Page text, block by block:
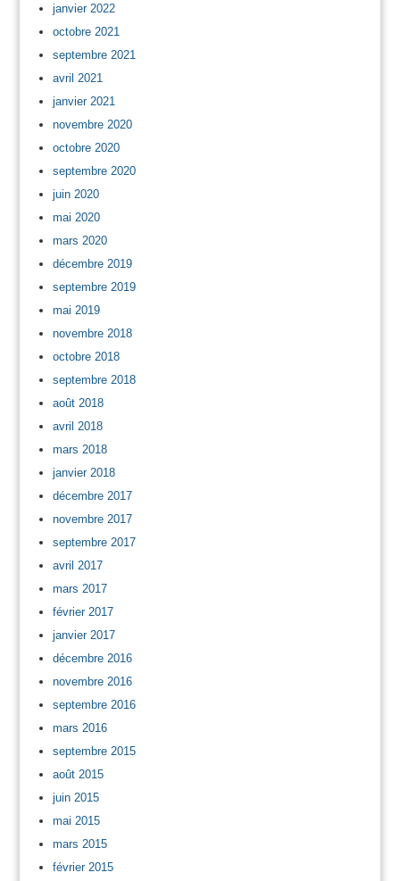
janvier 2022
octobre 2021
septembre 2021
avril 2021
janvier 2021
novembre 2020
octobre 2020
septembre 2020
juin 2020
mai 2020
mars 2020
décembre 2019
septembre 2019
mai 2019
novembre 2018
octobre 2018
septembre 2018
août 2018
avril 2018
mars 2018
janvier 2018
décembre 2017
novembre 2017
septembre 2017
avril 2017
mars 2017
février 2017
janvier 2017
décembre 2016
novembre 2016
septembre 2016
mars 2016
septembre 2015
août 2015
juin 2015
mai 2015
mars 2015
février 2015